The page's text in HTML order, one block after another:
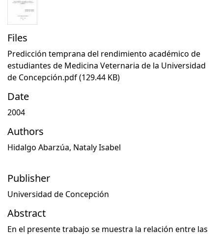
Files
Predicción temprana del rendimiento académico de
estudiantes de Medicina Veternaria de la Universidad
de Concepción.pdf(129.44 KB)
Date
2004
Authors
Hidalgo Abarzúa, Nataly Isabel
Publisher
Universidad de Concepción
Abstract
En el presente trabajo se muestra la relación entre las